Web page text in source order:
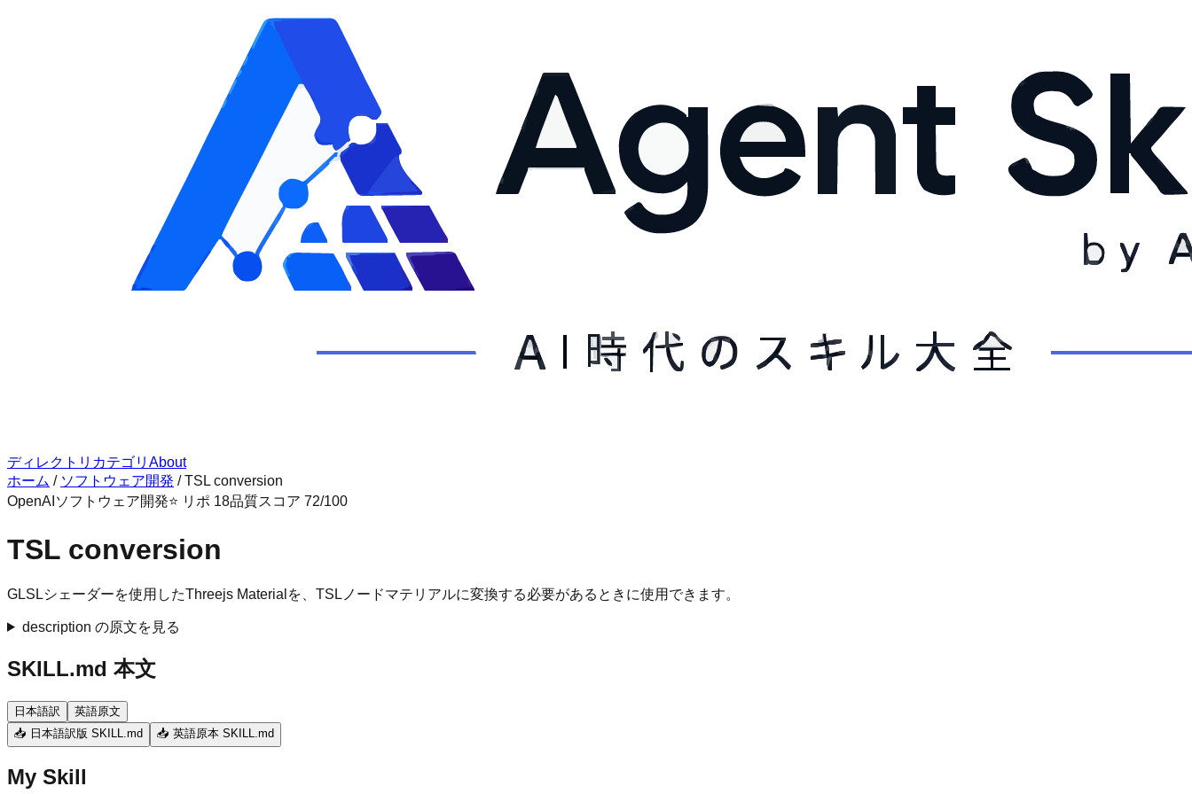
ディレクトリ カテゴリ About
ホーム / ソフトウェア開発 /TSL conversion
OpenAI ソフトウェア開発⭐ リポ 18品質スコア 72/100
TSL conversion
GLSLシェーダーを使用したThreejs Materialを、TSLノードマテリアルに変換する必要があるときに使用できます。
description の原文を見る
SKILL.md 本文
日本語訳
英語原文
📥 日本語訳版 SKILL.md
📥 英語原本 SKILL.md
My Skill